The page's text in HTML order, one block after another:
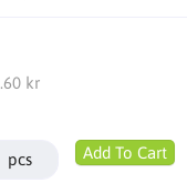
kr
pcs Add To Cart